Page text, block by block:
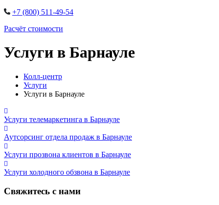
+7 (800) 511-49-54
Расчёт стоимости
Услуги в Барнауле
Колл-центр
Услуги
Услуги в Барнауле
Услуги телемаркетинга в Барнауле
Аутсорсинг отдела продаж в Барнауле
Услуги прозвона клиентов в Барнауле
Услуги холодного обзвона в Барнауле
Свяжитесь с нами